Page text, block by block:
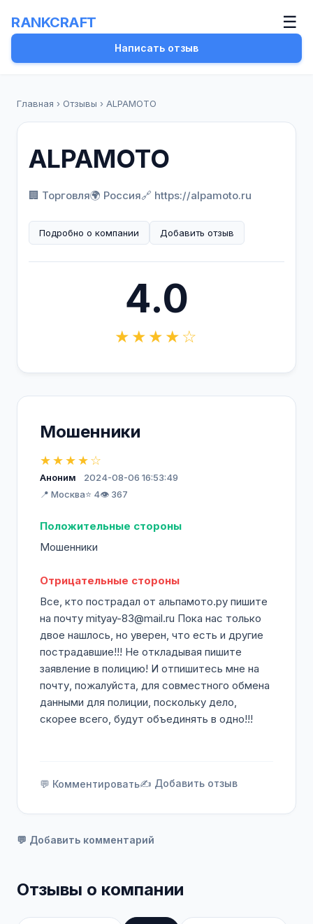
RANKCRAFT ☰
Написать отзыв
Главная › Отзывы › ALPAMOTO
ALPAMOTO
🏢 Торговля🌍 Россия🔗 https://alpamoto.ru
Подробно о компании Добавить отзыв
4.0
★★★★☆
Мошенники
★★★★☆
Аноним
2024-08-06 16:53:49
📍 Москва⭐ 4👁️ 367
Положительные стороны
Мошенники
Отрицательные стороны
Все, кто пострадал от альпамото.ру пишите
на почту mityay-83@mail.ru Пока нас только
двое нашлось, но уверен, что есть и другие
пострадавшие!!! Не откладывая пишите
заявление в полицию! И отпишитесь мне на
почту, пожалуйста, для совместного обмена
данными для полиции, поскольку дело,
скорее всего, будут объединять в одно!!!
💬 Комментировать✍️ Добавить отзыв
💬 Добавить комментарий
Отзывы о компании